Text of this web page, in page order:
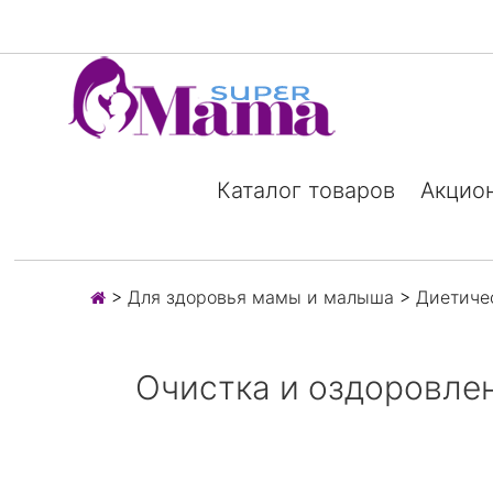
Каталог товаров
> Для здоровья мамы и малыша >
Очистка и